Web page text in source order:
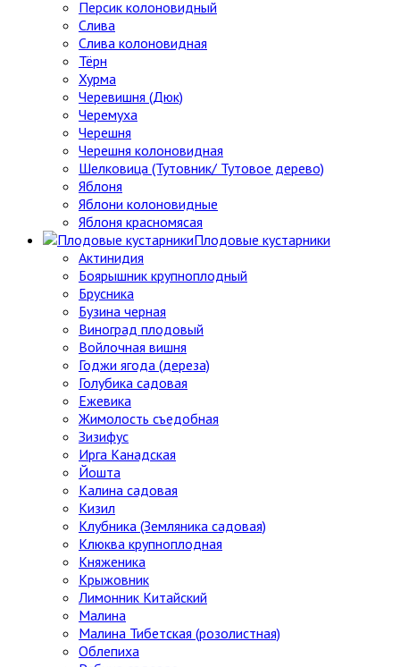
Персик колоновидный
Слива
Слива колоновидная
Тёрн
Хурма
Черевишня (Дюк)
Черемуха
Черешня
Черешня колоновидная
Шелковица (Тутовник/ Тутовое дерево)
Яблоня
Яблони колоновидные
Яблоня красномясая
Плодовые кустарники
Актинидия
Боярышник крупноплодный
Брусника
Бузина черная
Виноград плодовый
Войлочная вишня
Годжи ягода (дереза)
Голубика садовая
Ежевика
Жимолость съедобная
Зизифус
Ирга Канадская
Йошта
Калина садовая
Кизил
Клубника (Земляника садовая)
Клюква крупноплодная
Княженика
Крыжовник
Лимонник Китайский
Малина
Малина Тибетская (розолистная)
Облепиха